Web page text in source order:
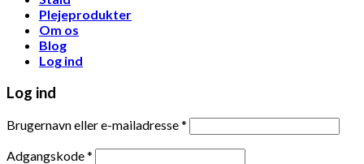
Plejeprodukter
Om os
Blog
Log ind
Log ind
Brugernavn eller e-mailadresse*
Adgangskode*